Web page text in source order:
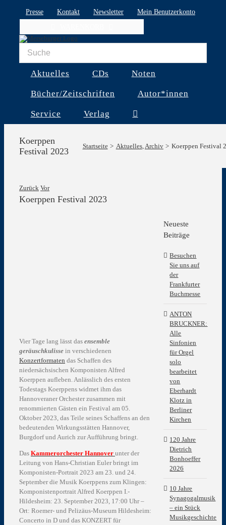
Presse Kontakt Newsletter
Mein Benutzerkonto
Aktuelles CDs Noten
Bücher/Zeitschriften Autor*innen
Service Verlag
Koerppen
Festival 2023
Startseite Aktuelles Archiv Koerppen Festival
Zurück Vor
Koerppen Festival 2023
Vier Tage lang lässt das ensemble
geräuschkulisse in verschiedenen
Konzertformaten das Schaffen des
niedersächsischen Komponisten Alfred
Koerppen aufleben. Anlässlich des ersten
Todestags Koerppens widmet ihm das
Hannoveraner Orchester zusammen mit
renommierten Gästen ein Festival am 05.
Oktober 2023, das Teile seines Schaffens an den
bedeutenden Wirkungsstätten Hannover,
Burgdorf und Aurich zur Aufführung bringt.
Das Kammerorchester Hannover unter der
Leitung von Hans-Christian Euler bringt im
Komponisten-Portrait 2023 am 23. und 24.
September die Musik Koerppens zum Klingen:
Komponistenportrait Alfred Koerppen I.-
Hildesheim: 23. September 2023, 17:00 Uhr –
Ort: Roemer- und Pelizäus-Museum Hildesheim:
Concerto in D und das KONZERT für
Neueste
Beiträge
Besuchen
Sie uns auf
der
Frankfurter
Buchmesse
ANTON
BRUCKNER:
Alle
Sinfonien
für Orgel
solo
bearbeitet
von
Eberhardt
Klotz in
Berliner
Kirchen
120 Jahre
Dietrich
Bonhoeffer
2026
10 Jahre
Synagogalmusik
– ein Stück
Musikgeschichte